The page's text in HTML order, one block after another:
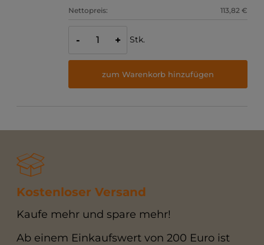
Nettopreis: 113,82 €
- + Stk.
zum Warenkorb hinzufügen
Kostenloser Versand
Kaufe mehr und spare mehr!
Ab einem Einkaufswert von 200 Euro ist